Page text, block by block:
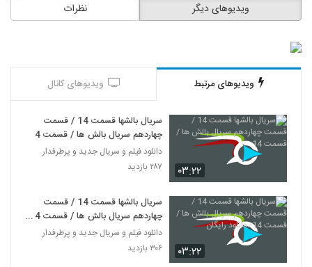
نظرات ویدیوهای دیگر
ویدیوهای مرتبط ویدیوهای کانال
۰۳:۲۲
سریال بالشها قسمت 14 / قسمت
چهاردهم سریال بالش ها / قسمت 14
دانلود فیلم و سریال جدید و پرطرفدار
۲۸۷ بازدید
۰۳:۲۲
سریال بالشها قسمت 14 / قسمت
چهاردهم سریال بالش ها / قسمت 14-
دانلود رایگان
دانلود فیلم و سریال جدید و پرطرفدار
۳۰۶ بازدید